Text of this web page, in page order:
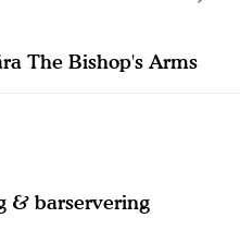
The Bishop's Arms
& barservering